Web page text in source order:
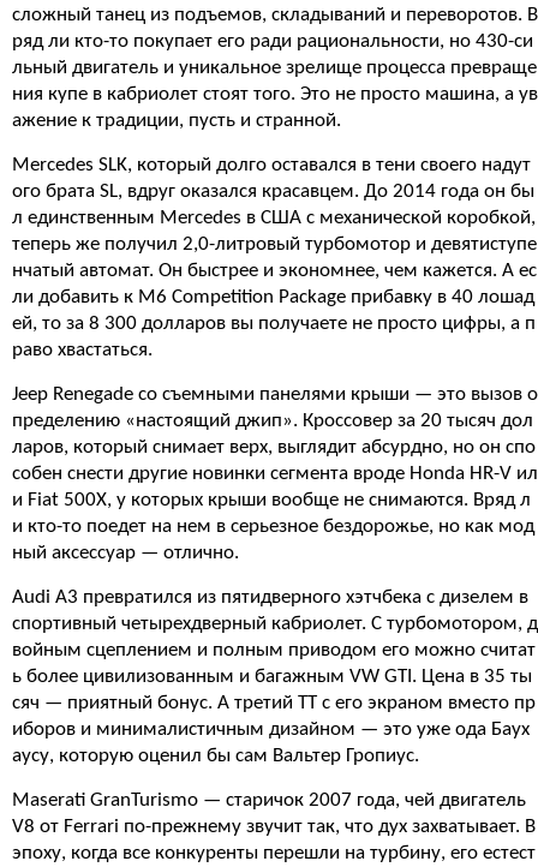
сложный танец из подъемов, складываний и переворотов. В
ряд ли кто-то покупает его ради рациональности, но 430-си
льный двигатель и уникальное зрелище процесса превраще
ния купе в кабриолет стоят того. Это не просто машина, а ув
ажение к традиции, пусть и странной.
Mercedes SLK, который долго оставался в тени своего надут
ого брата SL, вдруг оказался красавцем. До 2014 года он бы
л единственным Mercedes в США с механической коробкой,
теперь же получил 2,0-литровый турбомотор и девятиступе
нчатый автомат. Он быстрее и экономнее, чем кажется. А ес
ли добавить к M6 Competition Package прибавку в 40 лошад
ей, то за 8 300 долларов вы получаете не просто цифры, а п
раво хвастаться.
Jeep Renegade со съемными панелями крыши — это вызов о
пределению «настоящий джип». Кроссовер за 20 тысяч дол
ларов, который снимает верх, выглядит абсурдно, но он спо
собен снести другие новинки сегмента вроде Honda HR-V ил
и Fiat 500X, у которых крыши вообще не снимаются. Вряд л
и кто-то поедет на нем в серьезное бездорожье, но как мод
ный аксессуар — отлично.
Audi A3 превратился из пятидверного хэтчбека с дизелем в
спортивный четырехдверный кабриолет. С турбомотором, д
войным сцеплением и полным приводом его можно считат
ь более цивилизованным и багажным VW GTI. Цена в 35 ты
сяч — приятный бонус. А третий TT с его экраном вместо пр
иборов и минималистичным дизайном — это уже ода Баух
аусу, которую оценил бы сам Вальтер Гропиус.
Maserati GranTurismo — старичок 2007 года, чей двигатель
V8 от Ferrari по-прежнему звучит так, что дух захватывает. В
эпоху, когда все конкуренты перешли на турбину, его естест